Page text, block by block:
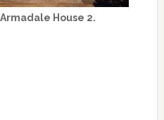
House 2.